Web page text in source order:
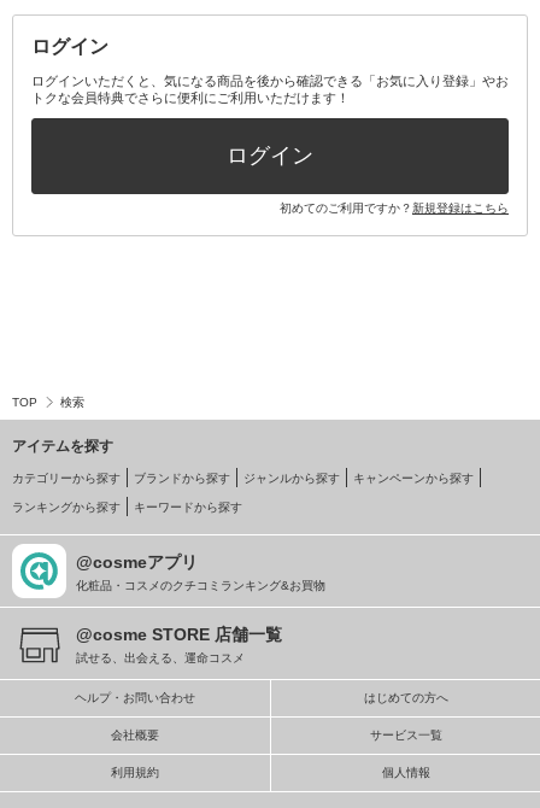
ログイン
ログインいただくと、気になる商品を後から確認できる「お気に入り登録」やお
トクな会員特典でさらに便利にご利用いただけます！
ログイン
初めてのご利用ですか？新規登録はこちら
TOP 検索
アイテムを探す
カテゴリーから探す ブランドから探す ジャンルから探す キャンペーンから探す
ランキングから探す キーワードから探す
@cosmeアプリ
化粧品・コスメのクチコミランキング&お買物
@cosme STORE 店舗一覧
試せる、出会える、運命コスメ
ヘルプ・お問い合わせ はじめての方へ
会社概要 サービス一覧
利用規約 個人情報